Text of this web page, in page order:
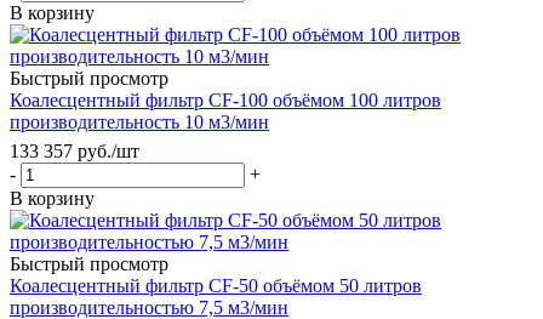
В корзину
Быстрый просмотр
Коалесцентный фильтр CF-100 объёмом 100 литров
производительность 10 м3/мин
133 357 руб./шт
-
+
В корзину
Быстрый просмотр
Коалесцентный фильтр CF-50 объёмом 50 литров
производительностью 7,5 м3/мин